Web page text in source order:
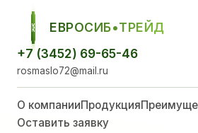
ЕСТ
ЕВРОСИБ•ТРЕЙД
+7 (3452) 69-65-46
rosmaslo72@mail.ru
О компанииПродукция
Оставить заявку